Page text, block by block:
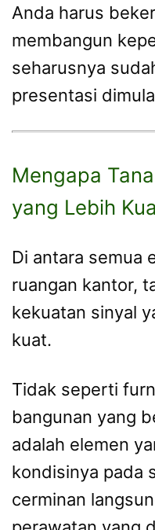
Anda harus
membangun
seharusnya
presentasi
Mengapa
yang Lebih
Di antara semua
ruangan kantor,
kekuatan sinyal
kuat.
Tidak seperti
bangunan yang
adalah elemen
kondisinya pada
cerminan